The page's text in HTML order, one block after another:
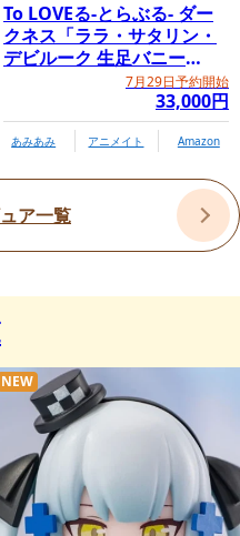
To LOVEる-とらぶる- ダー
クネス「ララ・サタリン・
デビルーク 生足バニー
7月29日予約開始
33,000円
あみあみ アニメイト Amazon
ア一覧
NEW